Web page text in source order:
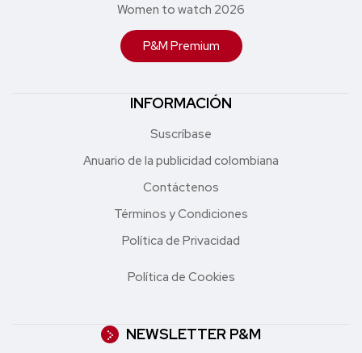
Women to watch 2026
P&M Premium
INFORMACIÓN
Suscríbase
Anuario de la publicidad colombiana
Contáctenos
Términos y Condiciones
Política de Privacidad
Política de Cookies
NEWSLETTER P&M